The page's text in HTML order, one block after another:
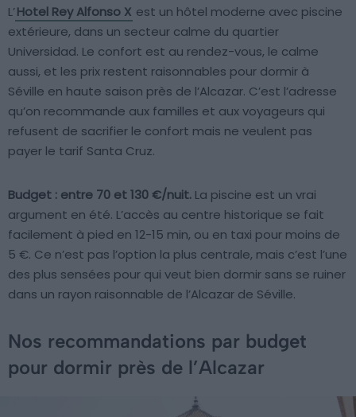
L’Hotel Rey Alfonso X est un hôtel moderne avec piscine
extérieure, dans un secteur calme du quartier
Universidad. Le confort est au rendez-vous, le calme
aussi, et les prix restent raisonnables pour dormir à
Séville en haute saison près de l’Alcazar. C’est l’adresse
qu’on recommande aux familles et aux voyageurs qui
refusent de sacrifier le confort mais ne veulent pas
payer le tarif Santa Cruz.
Budget : entre 70 et 130 €/nuit. La piscine est un vrai
argument en été. L’accès au centre historique se fait
facilement à pied en 12-15 min, ou en taxi pour moins de
5 €. Ce n’est pas l’option la plus centrale, mais c’est l’une
des plus sensées pour qui veut bien dormir sans se ruiner
dans un rayon raisonnable de l’Alcazar de Séville.
Nos recommandations par budget
pour dormir près de l’Alcazar